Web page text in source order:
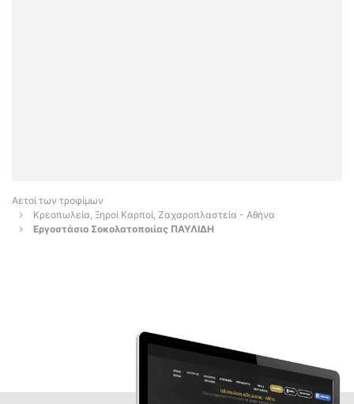
Αετοί των τροφίμων
Κρεοπωλεία, Ξηροί Καρποί, Ζαχαροπλαστεία - Αθήνα
Εργοστάσιο Σοκολατοποιίας ΠΑΥΛΙΔΗ